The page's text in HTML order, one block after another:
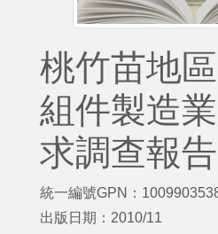
桃竹苗地
組件製造
求調查報告
統一編號GPN：
出版日期：2010/11